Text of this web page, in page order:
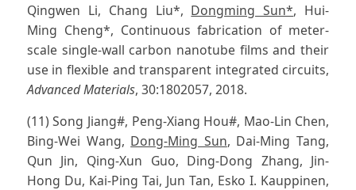
Qingwen Li, Chang Liu*, Dongming Sun*, Hui-
Ming Cheng*, Continuous fabrication of meter-
scale single-wall carbon nanotube films and their
use in flexible and transparent integrated circuits,
Advanced Materials, 30:1802057, 2018.
(11) Song Jiang#, Peng-Xiang Hou#, Mao-Lin Chen,
Bing-Wei Wang, Dong-Ming Sun, Dai-Ming Tang,
Qun Jin, Qing-Xun Guo, Ding-Dong Zhang, Jin-
Hong Du, Kai-Ping Tai, Jun Tan, Esko I. Kauppinen,